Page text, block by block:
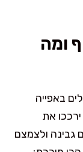
ומה
באפייה
את
גבינה ולצמצם